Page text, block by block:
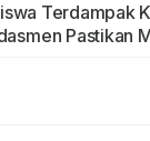
Terdampak
Pastikan